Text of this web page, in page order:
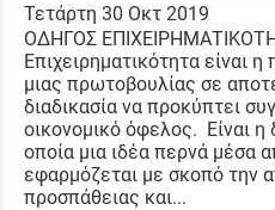
Τετάρτη 30 Οκτ 2019
ΟΔΗΓΟΣ
Επιχειρηματικότητα είναι
μιας πρωτοβουλίας σε
διαδικασία να προκύπτει
οικονομικό όφελος. Είναι η
οποία μια ιδέα περνά μέσα
εφαρμόζεται με σκοπό την
προσπάθειας και...